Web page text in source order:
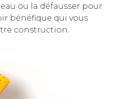
ou la défausser pour
bénéfique qui vous
construction.